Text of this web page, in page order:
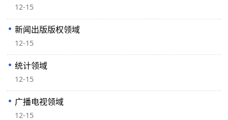
12-15
新闻出版版权领域
12-15
统计领域
12-15
广播电视领域
12-15